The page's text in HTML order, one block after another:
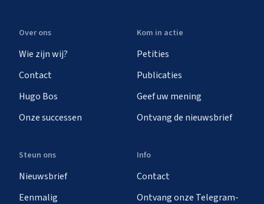
Over ons
Wie zijn wij?
Contact
Hugo Bos
Onze successen
Kom in actie
Petities
Publicaties
Geef uw mening
Ontvang de nieuwsbrief
Steun ons
Nieuwsbrief
Eenmalig
Info
Contact
Ontvang onze Telegram-